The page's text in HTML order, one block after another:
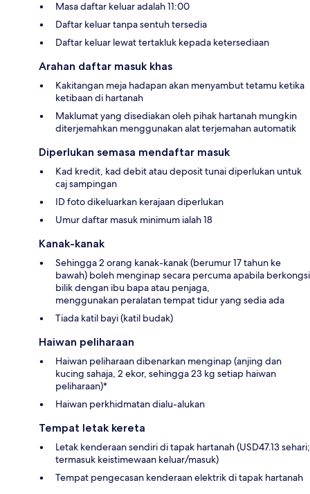
Masa daftar keluar adalah 11:00
Daftar keluar tanpa sentuh tersedia
Daftar keluar lewat tertakluk kepada ketersediaan
Arahan daftar masuk khas
Kakitangan meja hadapan akan menyambut tetamu ketika
ketibaan di hartanah
Maklumat yang disediakan oleh pihak hartanah mungkin
diterjemahkan menggunakan alat terjemahan automatik
Diperlukan semasa mendaftar masuk
Kad kredit, kad debit atau deposit tunai diperlukan untuk
caj sampingan
ID foto dikeluarkan kerajaan diperlukan
Umur daftar masuk minimum ialah 18
Kanak-kanak
Sehingga 2 orang kanak-kanak (berumur 17 tahun ke
bawah) boleh menginap secara percuma apabila berkongsi
bilik dengan ibu bapa atau penjaga,
menggunakan peralatan tempat tidur yang sedia ada
Tiada katil bayi (katil budak)
Haiwan peliharaan
Haiwan peliharaan dibenarkan menginap (anjing dan
kucing sahaja, 2 ekor, sehingga 23 kg setiap haiwan
peliharaan)*
Haiwan perkhidmatan dialu-alukan
Tempat letak kereta
Letak kenderaan sendiri di tapak hartanah (USD47.13 sehari;
termasuk keistimewaan keluar/masuk)
Tempat pengecasan kenderaan elektrik di tapak hartanah